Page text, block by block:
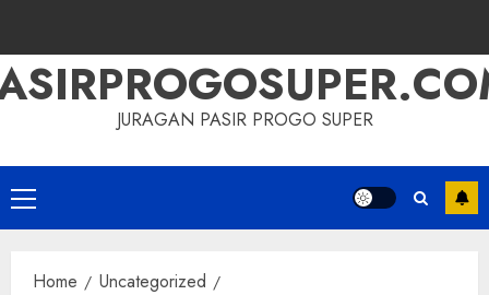
JURAGAN PASIR PROGO SUPER
Primary
Menu
Home
Uncategorized